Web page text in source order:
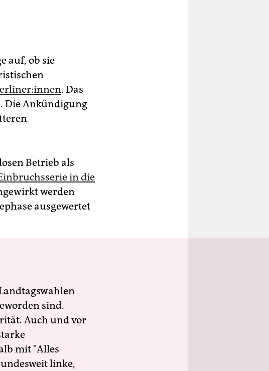
auf, ob sie
. Das
Die Ankündigung
Betrieb als
in die
werden
ausgewertet
sind.
Auch und vor
mit "Alles
linke,